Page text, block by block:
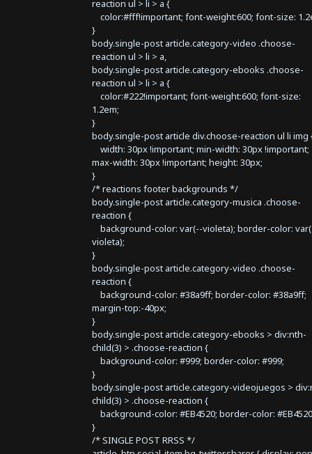
reaction ul > li > a {
color:#fff!important; font-weight:600; font-size:
}
body.single-post article.category-video .choose-
reaction ul > li > a,
body.single-post article.category-ebooks .choose-
reaction ul > li > a {
color:#222!important; font-weight:600; font-size:
1.2em;
}
body.single-post article div.choose-reaction ul li img
width: 30px !important; min-width: 30px !important;
max-width: 30px !important; height: 30px;
}
/* reactions footer backgrounds */
body.single-post article.category-musica .choose-
reaction {
background-color: var(--violeta); border-color:
violeta);
}
body.single-post article.category-video .choose-
reaction {
background-color: #38a9ff; border-color: #38a9ff;
margin-top:-40px;
}
body.single-post article.category-ebooks > div:nth-
child(3) > .choose-reaction {
background-color: #999; border-color: #999;
}
body.single-post article.category-videojuegos >
child(3) > .choose-reaction {
background-color: #EB4520; border-color:
}
/* SINGLE POST RRSS */